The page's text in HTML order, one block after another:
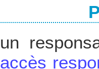
un
accès